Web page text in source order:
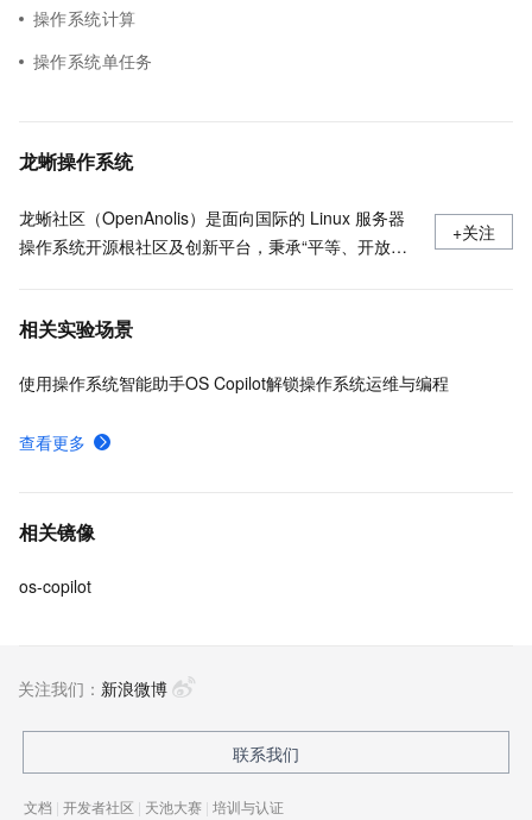
操作系统计算
操作系统单任务
龙蜥操作系统
龙蜥社区（OpenAnolis）是面向国际的 Linux 服务器
操作系统开源根社区及创新平台，秉承“平等、开放、
超过 1000 家来自芯片厂商、软件厂商、整机厂商、操
态共建。
+关注
相关实验场景
使用操作系统智能助手OS Copilot解锁操作系统运维与编程
查看更多
相关镜像
os-copilot
关注我们： 新浪微博
联系我们
文档 | 开发者社区 | 天池大赛 | 培训与认证